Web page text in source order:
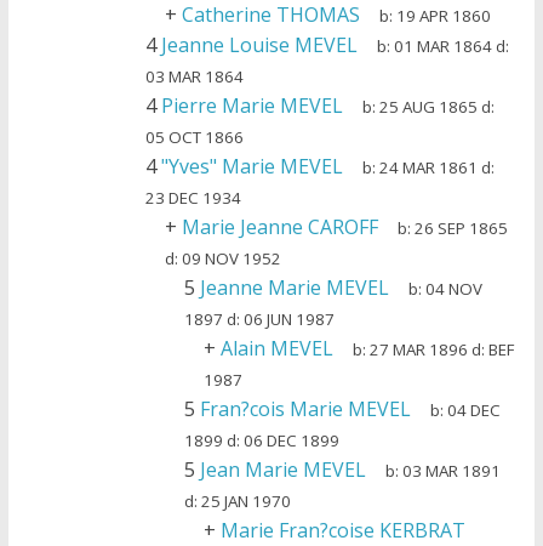
+ Catherine THOMAS b: 19 APR 1860
4Jeanne Louise MEVEL b:01 MAR 1864 d:
03 MAR 1864
4Pierre Marie MEVEL b:25 AUG 1865 d:
05 OCT 1866
4"Yves" Marie MEVEL b:24 MAR 1861 d:
23 DEC 1934
+ Marie Jeanne CAROFF b:26 SEP 1865
d: 09 NOV 1952
5 Jeanne Marie MEVEL b:04 NOV
1897 d: 06 JUN 1987
+ Alain MEVEL b:27 MAR 1896 d:BEF
1987
5 Fran?cois Marie MEVEL b:04 DEC
1899 d: 06 DEC 1899
5 Jean Marie MEVEL b:03 MAR 1891
d: 25 JAN 1970
+ Marie Fran?coise KERBRAT